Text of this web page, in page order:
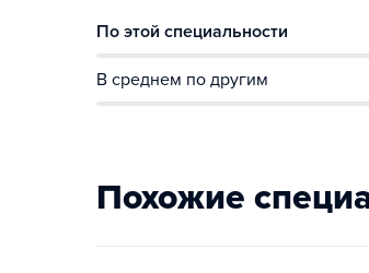
По этой специальности
В среднем по другим
Похожие